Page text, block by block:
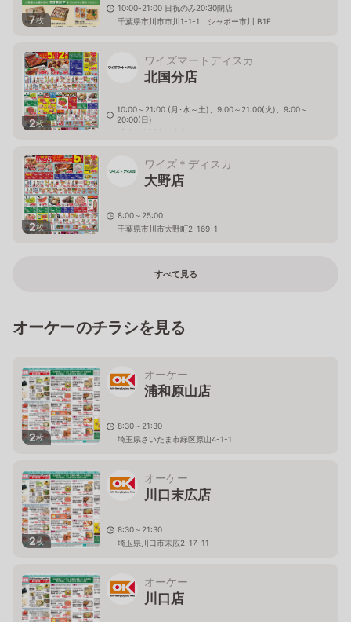
7枚
10:00-21:00 日祝のみ20:30閉店
千葉県市川市市川1-1-1 シャポー市川 B1F
2枚
ワイズマートディスカ
北国分店
10:00～21:00 (月･水～土)、9:00～21:00(火)、9:00～
20:00(日)
千葉県市川市堀之内3-24-19
2枚
ワイズ＊ディスカ
大野店
8:00～25:00
千葉県市川市大野町2-169-1
すべて見る
オーケーのチラシを見る
2枚
オーケー
浦和原山店
8:30～21:30
埼玉県さいたま市緑区原山4-1-1
2枚
オーケー
川口末広店
8:30～21:30
埼玉県川口市末広2-17-11
オーケー
川口店